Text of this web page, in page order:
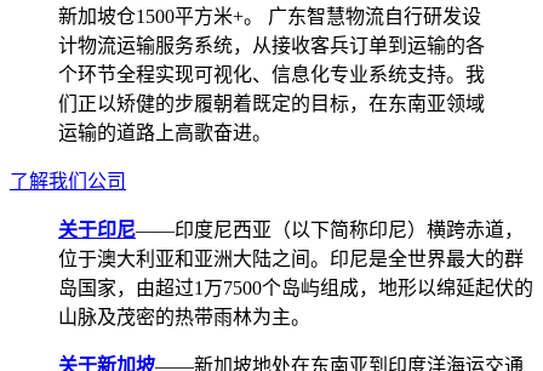
新加坡仓1500平方米+。 广东智慧物流自行研发设
计物流运输服务系统，从接收客兵订单到运输的各
个环节全程实现可视化、信息化专业系统支持。我
们正以矫健的步履朝着既定的目标，在东南亚领域
运输的道路上高歌奋进。
了解我们公司
关于印尼——印度尼西亚（以下简称印尼）横跨赤道，
位于澳大利亚和亚洲大陆之间。印尼是全世界最大的群
岛国家，由超过1万7500个岛屿组成，地形以绵延起伏的
山脉及茂密的热带雨林为主。
关于新加坡——新加坡地处在东南亚到印度洋海运交通